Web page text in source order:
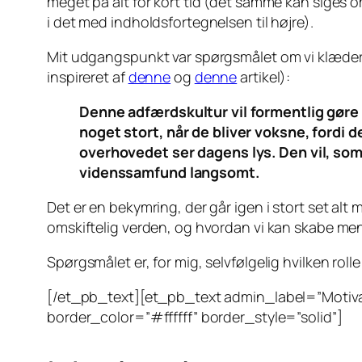
i det med indholdsfortegnelsen til højre).
Mit udgangspunkt var spørgsmålet om vi
inspireret afdenneog denneartikel):
Denne adfærdskultur vil formentlig
noget stort, når de bliver voksne, fordi
overhovedet ser dagens lys. Den vil,
videnssamfund langsomt.
Det er en bekymring, der går igen i stort set alt
omskiftelig verden, og hvordan vi kan skabe
Spørgsmålet er, for mig, selvfølgelig hvilken
[/et_pb_text][et_pb_text
border_color=”#ffffff” border_style=”solid”]